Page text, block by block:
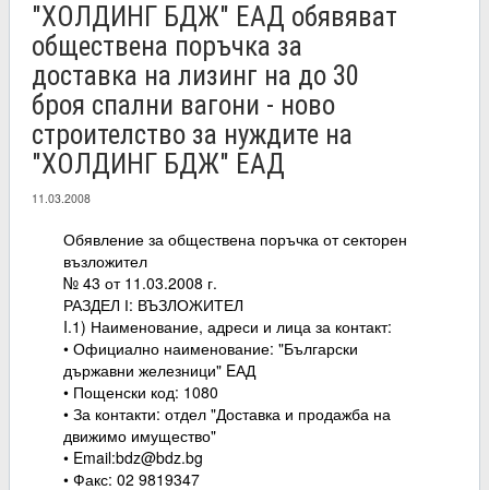
"ХОЛДИНГ БДЖ" ЕАД обявяват
обществена поръчка за
доставка на лизинг на до 30
броя спални вагони - ново
строителство за нуждите на
"ХОЛДИНГ БДЖ" ЕАД
11.03.2008
Обявление за обществена поръчка от секторен
възложител
№ 43 от 11.03.2008 г.
РАЗДЕЛ І: ВЪЗЛОЖИТЕЛ
I.1) Наименование, адреси и лица за контакт:
• Официално наименование: "Български
държавни железници" EАД
• Пощенски код: 1080
• За контакти: отдел "Доставка и продажба на
движимо имущество"
• Email:bdz@bdz.bg
• Факс: 02 9819347